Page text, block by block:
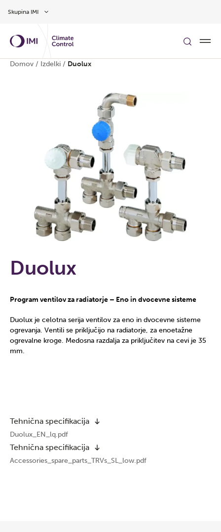
Skupina IMI
Domov / Izdelki / Duolux
Duolux
Program ventilov za radiatorje – Eno in dvocevne sisteme
Duolux je celotna serija ventilov za eno in dvocevne sisteme
ogrevanja. Ventili se priključijo na radiatorje, za enoetažne
ogrevalne kroge. Medosna razdalja za priključitev na cevi je 35
mm.
Tehnična specifikacija
Duolux_EN_lq.pdf
Tehnična specifikacija
Accessories_spare_parts_TRVs_SL_low.pdf